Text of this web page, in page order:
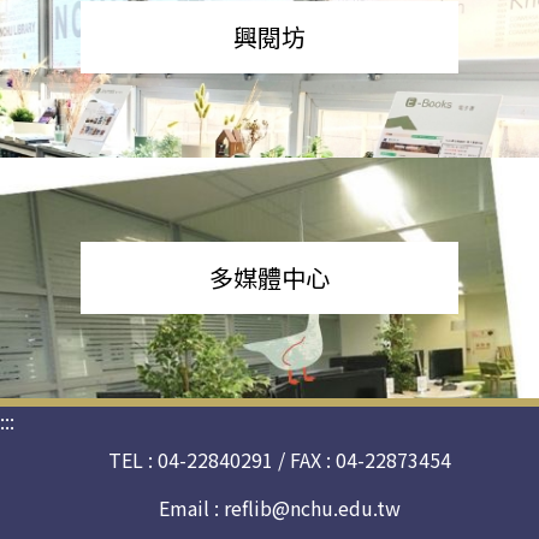
興閱坊
多媒體中心
:::
TEL : 04-22840291 / FAX : 04-22873454
Email : reflib@nchu.edu.tw